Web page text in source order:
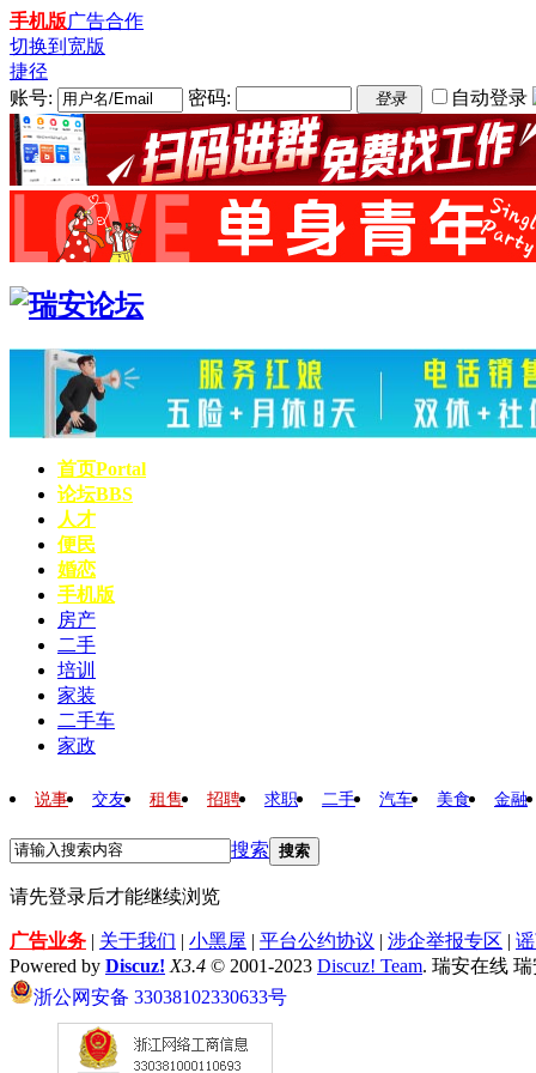
手机版广告合作
切换到宽版
捷径
账号:
密码: 登录 自动登录
首页Portal
论坛BBS
人才
便民
婚恋
手机版
房产
二手
培训
家装
二手车
家政
说事 交友 租售 招聘 求职 二手 汽车 美食 金融
搜索 搜索
请先登录后才能继续浏览
广告业务 | 关于我们 | 小黑屋 | 平台公约协议 | 涉企举报专区 |
Powered by Discuz! X3.4 © 2001-2023 Discuz! Team. 瑞安在线
浙公网安备 33038102330633号